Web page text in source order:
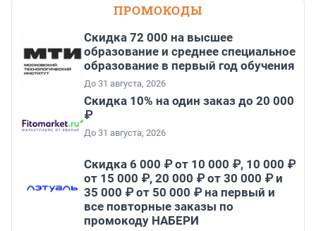
ПРОМОКОДЫ
Скидка 72 000 на высшее
образование и среднее специальное
образование в первый год обучения
До 31 августа, 2026
Скидка 10% на один заказ до 20 000
₽
До 31 августа, 2026
Скидка 6 000 ₽ от 10 000 ₽, 10 000 ₽
от 15 000 ₽, 20 000 ₽ от 30 000 ₽ и
35 000 ₽ от 50 000 ₽ на первый и
все повторные заказы по
промокоду НАБЕРИ